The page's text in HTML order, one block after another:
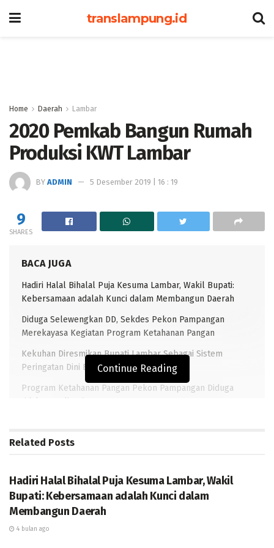
translampung.id
Home Daerah Lambar
2020 Pemkab Bangun Rumah
Produksi KWT Lambar
BY ADMIN 5 Desember 2019 | 16 : 19
9
SHARES
BACA JUGA
Hadiri Halal Bihalal Puja Kesuma Lambar, Wakil Bupati:
Kebersamaan adalah Kunci dalam Membangun Daerah
Diduga Selewengkan DD, Sekdes Pekon Pampangan
Merekayasa Kegiatan Program Ketahanan Pangan
Kekuhan Diresmikan Bupati Lambar Sebagai Sistem
Peringatan Dini Berbasis Kearifan Lokal
Program Ketahanan Pangan Pekon Pampangan Diduga
tidak Terealisasi
TRANSLAMPUNG.COM, LAMPUNG BARAT
Tahun 2020 Pemkab Lampung Barat melalui Dinas
Tanaman Pangan dan Holtikultura wacanakan bangun
rumah produksi di Kecamatan Sekincau dan Kecamatan
Sukau.
Continue Reading
Related Posts
Hadiri Halal Bihalal Puja Kesuma Lambar, Wakil
Bupati: Kebersamaan adalah Kunci dalam
Membangun Daerah
4 bulan ago